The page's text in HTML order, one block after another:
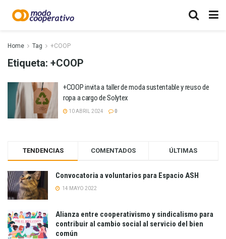
Home Tag +COOP
Etiqueta: +COOP
+COOP invita a taller de moda sustentable y reuso de
ropa a cargo de Solytex
10 ABRIL 2024 0
TENDENCIAS COMENTADOS ÚLTIMAS
Convocatoria a voluntarios para Espacio ASH
14 MAYO 2022
Alianza entre cooperativismo y sindicalismo para
contribuir al cambio social al servicio del bien
común